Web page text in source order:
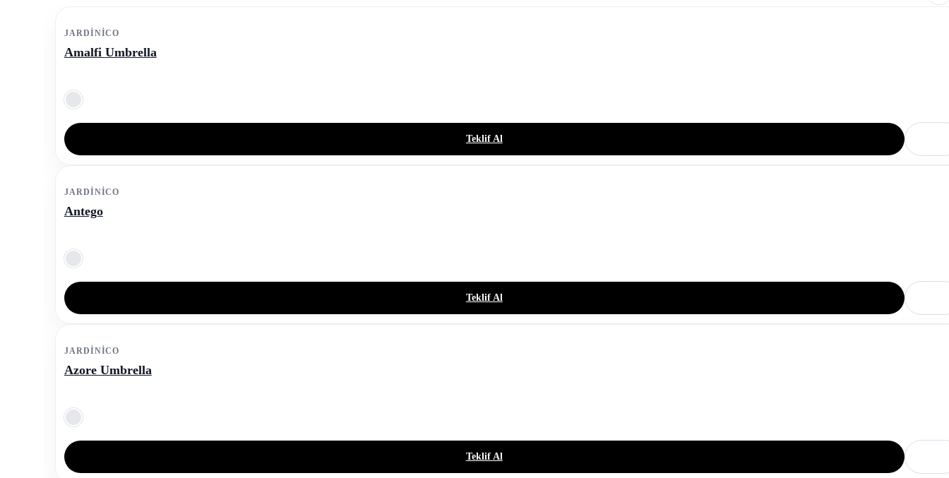
JARDINICO
Amalfi Umbrella
Teklif Al
JARDINICO
Antego
Teklif Al
JARDINICO
Azore Umbrella
Teklif Al